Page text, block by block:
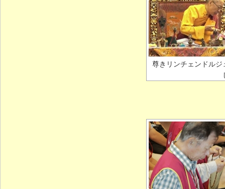
尊きリンチェンドル